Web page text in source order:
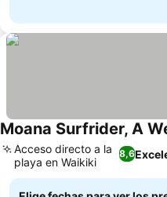
Moana Surfrider, A
8,6
Acceso directo a la
playa en Waikiki